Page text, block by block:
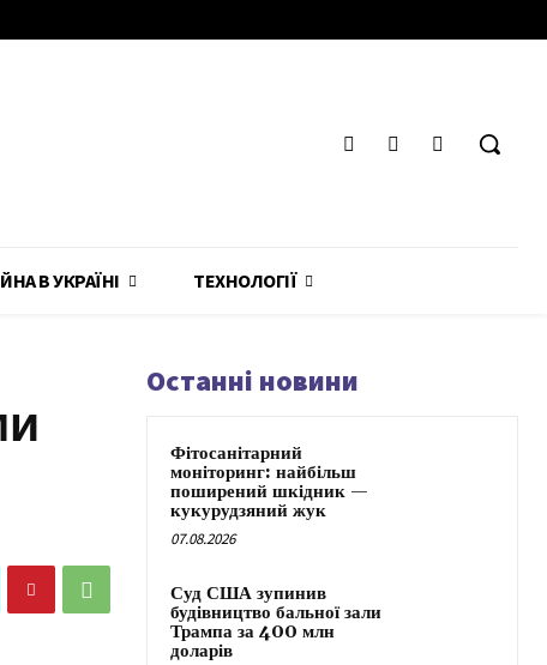
В УКРАЇНІ ТЕХНОЛОГІЇ
Останні новини
Фітосанітарний
моніторинг: найбільш
поширений шкідник —
кукурудзяний жук
07.08.2026
Суд США зупинив
будівництво бальної зали
Трампа за 400 млн
доларів